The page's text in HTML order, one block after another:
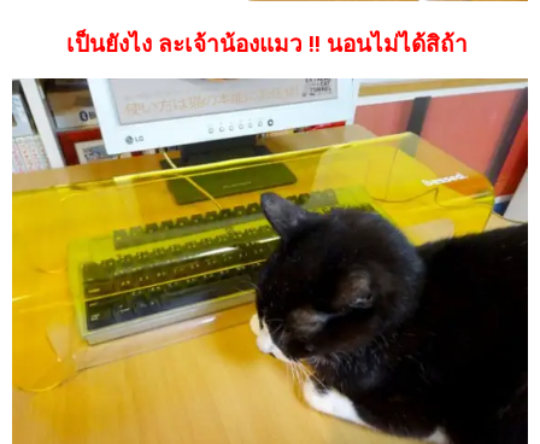
เป็นยังไง ละเจ้าน้องแมว !! นอนไม่ได้สิถ้า